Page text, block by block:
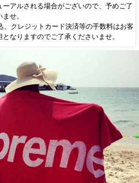
ーアルされる場合がございので、予めご了
せ。
、クレジットカード決済等の手数料はお客
となりますのでご了承くださいませ。